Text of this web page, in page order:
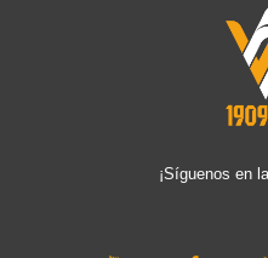
¡Síguenos en